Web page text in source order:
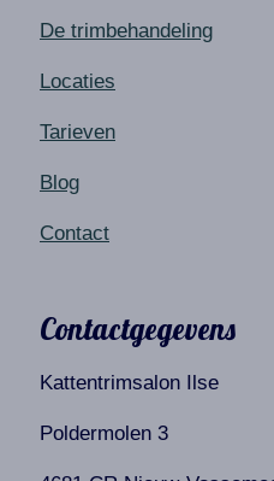
De trimbehandeling
Locaties
Tarieven
Blog
Contact
Contactgegevens
Kattentrimsalon Ilse
Poldermolen 3